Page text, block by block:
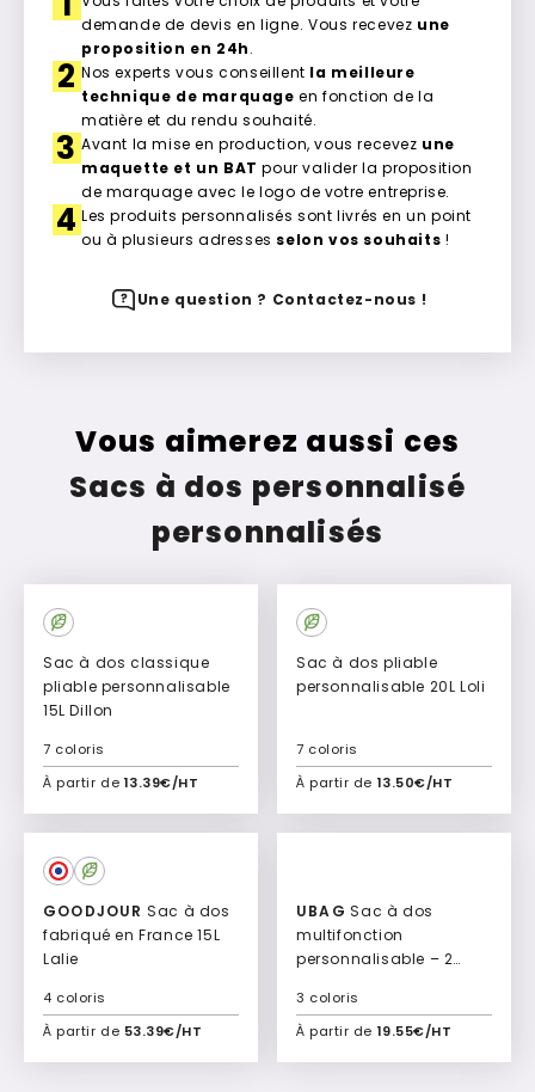
demande de devis en ligne. Vous recevez une
proposition en 24h.
2 Nos experts vous conseillent la meilleure
technique de marquage en fonction de la
matière et du rendu souhaité.
3 Avant la mise en production, vous recevez une
maquette et un BAT pour valider la proposition
de marquage avec le logo de votre entreprise.
4 Les produits personnalisés sont livrés en un point
ou à plusieurs adresses selon vos souhaits !
Une question ? Contactez-nous !
Vous aimerez aussi ces
Sacs à dos personnalisé
personnalisés
Sac à dos classique
pliable personnalisable
15L Dillon
À partir de 13.39€/HT
7 coloris
Ajouter à mon devis
Sac à dos pliable
personnalisable 20L Loli
À partir de 13.50€/HT
7 coloris
Ajouter à mon devis
Culte
GOODJOUR Sac à dos
fabriqué en France 15L
Lalie
À partir de 53.39€/HT
4 coloris
Ajouter à mon devis
UBAG Sac à dos
multifonction
personnalisable – 2
rangement PC 21L Mac
Kinley
À partir de 19.55€/HT
3 coloris
Ajouter à mon devis